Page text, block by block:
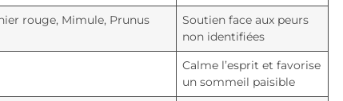
rouge, Mimule, Prunus
Soutien face aux peurs
non identifiées
Calme l’esprit et favorise
un sommeil paisible